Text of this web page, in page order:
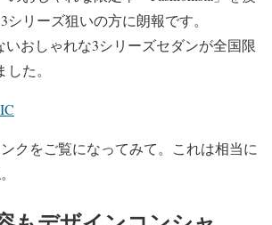
シリーズ狙いの方に朗報です。
いおしゃれな3シリーズセダンが全国限
た。
クをご覧になってみて。これは相当に